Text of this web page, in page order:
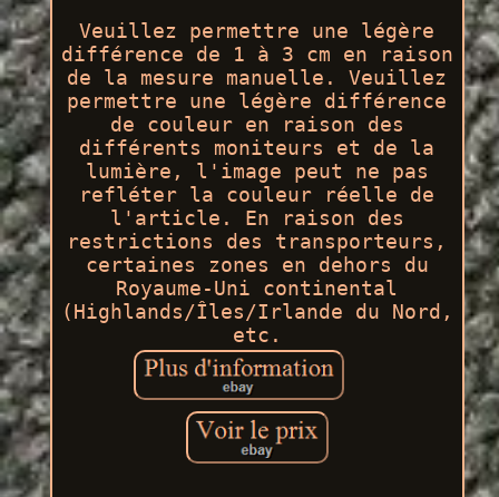
Veuillez permettre une légère
différence de 1 à 3 cm en raison
de la mesure manuelle. Veuillez
permettre une légère différence
de couleur en raison des
différents moniteurs et de la
lumière, l'image peut ne pas
refléter la couleur réelle de
l'article. En raison des
restrictions des transporteurs,
certaines zones en dehors du
Royaume-Uni continental
(Highlands/Îles/Irlande du Nord,
etc.